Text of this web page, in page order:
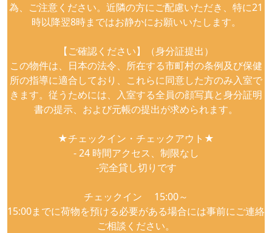
為、ご注意ください。近隣の方にご配慮いただき、特に21
時以降翌8時まではお静かにお願いいたします。
【ご確認ください】（身分証提出）
この物件は、日本の法令、所在する市町村の条例及び保健
所の指導に適合しており、これらに同意した方のみ入室で
きます。従うためには、入室する全員の顔写真と身分証明
書の提示、および元帳の提出が求められます。
★チェックイン・チェックアウト★
- 24 時間アクセス、制限なし
-完全貸し切りです
チェックイン 15:00～
15:00までに荷物を預ける必要がある場合には事前にご連絡
ご相談ください。